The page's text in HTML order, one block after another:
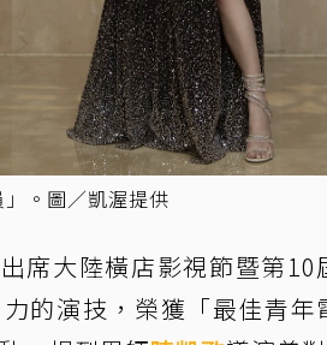
。圖／凱渥提供
席大陸橫店影視節暨第
力的演技，榮獲「最佳青